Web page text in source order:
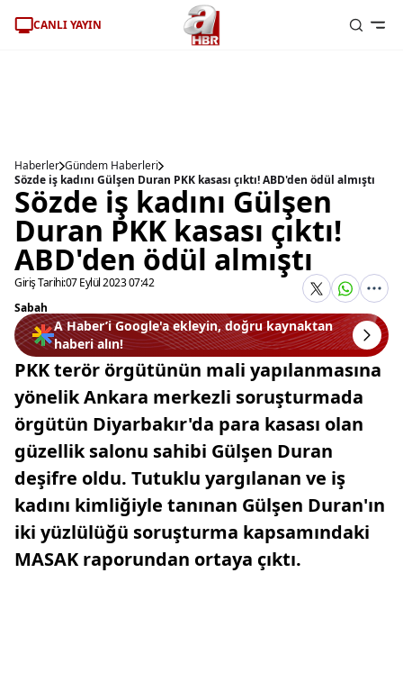
CANLI YAYIN
Haberler Gündem Haberleri
Sözde iş kadını Gülşen Duran PKK kasası çıktı! ABD'den ödül almıştı
Sözde iş kadını Gülşen
Duran PKK kasası çıktı!
ABD'den ödül almıştı
Giriş Tarihi:07 Eylül 2023 07:42
Sabah
A Haber’i Google'a ekleyin, doğru kaynaktan
haberi alın!
PKK terör örgütünün mali yapılanmasına
yönelik Ankara merkezli soruşturmada
örgütün Diyarbakır'da para kasası olan
güzellik salonu sahibi Gülşen Duran
deşifre oldu. Tutuklu yargılanan ve iş
kadını kimliğiyle tanınan Gülşen Duran'ın
iki yüzlülüğü soruşturma kapsamındaki
MASAK raporundan ortaya çıktı.